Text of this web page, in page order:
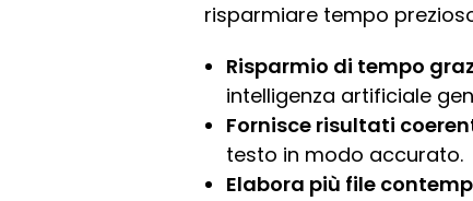
risparmiare tempo
Risparmio di tempo
intelligenza artificiale
Fornisce risultati
testo in modo accurato.
Elabora più file